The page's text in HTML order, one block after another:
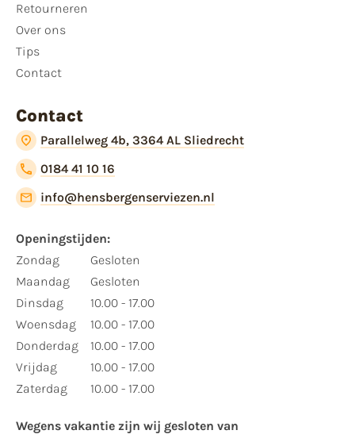
Retourneren
Over ons
Tips
Contact
Contact
Parallelweg 4b, 3364 AL Sliedrecht
0184 41 10 16
info@hensbergenserviezen.nl
Openingstijden:​
​Zondag
Maandag
Dinsdag
Woensdag
Donderdag
Vrijdag
Zaterdag
Gesloten
Gesloten
10.00 - 17.00
10.00 - 17.00
10.00 - 17.00
10.00 - 17.00
10.00 - 17.00
Wegens vakantie zijn wij gesloten van ​